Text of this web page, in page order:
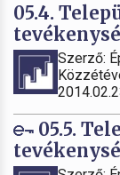
05.4.
Szerző:
05.5.